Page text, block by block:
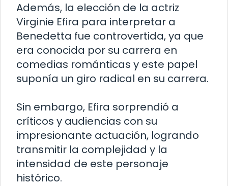
Además, la elección de la actriz
Virginie Efira para interpretar a
Benedetta fue controvertida, ya que
era conocida por su carrera en
comedias románticas y este papel
suponía un giro radical en su carrera.
Sin embargo, Efira sorprendió a
críticos y audiencias con su
impresionante actuación, logrando
transmitir la complejidad y la
intensidad de este personaje
histórico.